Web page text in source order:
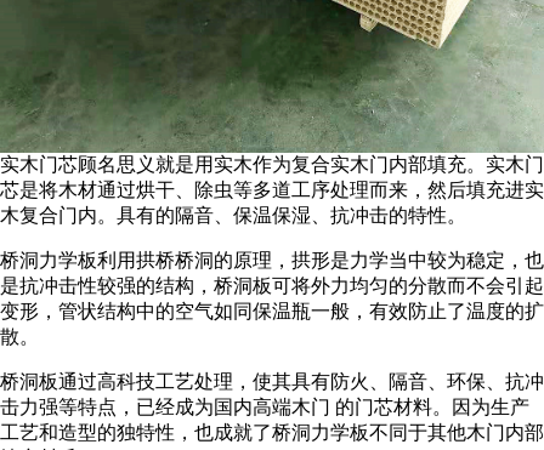
实木门芯顾名思义就是用实木作为复合实木门内部填充。实木门
芯是将木材通过烘干、除虫等多道工序处理而来，然后填充进实
木复合门内。具有的隔音、保温保湿、抗冲击的特性。
桥洞力学板利用拱桥桥洞的原理，拱形是力学当中较为稳定，也
是抗冲击性较强的结构，桥洞板可将外力均匀的分散而不会引起
变形，管状结构中的空气如同保温瓶一般，有效防止了温度的扩
散。
桥洞板通过高科技工艺处理，使其具有防火、隔音、环保、抗冲
击力强等特点，已经成为国内高端木门 的门芯材料。因为生产
工艺和造型的独特性，也成就了桥洞力学板不同于其他木门内部